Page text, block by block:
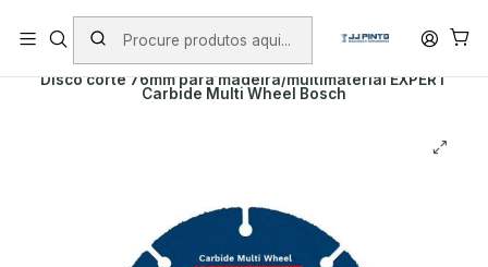
PORTES INCLUÍDOS EM ENCOMENDAS +75€ (excepto ilhas)
Início PRODUTOS ACESSÓRIOS
DISCOS DE CORTE
Disco corte 76mm para madeira/multimaterial EXPERT
Carbide Multi Wheel Bosch